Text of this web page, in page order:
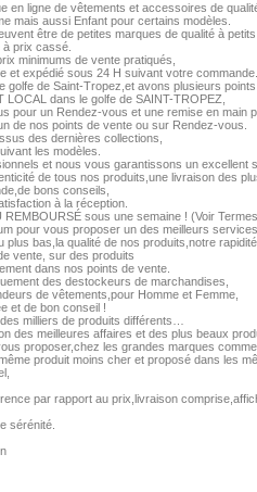
en ligne de vêtements et accessoires de
mais aussi Enfant pour certains modèles.
être de petites marques de qualité à petits
à prix cassé.
minimums de vente pratiqués,
et expédié sous 24 H suivant votre commande.
golfe de Saint-Tropez,et avons plusieurs points
LOCAL dans le golfe de SAINT-TROPEZ,
pour un Rendez-vous et une remise en main
de nos points de vente ou sur Rendez-vous.
des dernières collections,
les modèles.
et nous vous garantissons un excellent
de tous nos produits,une livraison des
bons conseils,
à la réception.
sous une semaine ! (Voir
pour vous proposer un des meilleurs
plus bas,la qualité de nos produits,notre
vente, sur des produits
dans nos points de vente.
des destockeurs de marchandises,
de vêtements,pour Homme et Femme,
et de bon conseil !
milliers de produits différents…
des meilleures affaires et des plus beaux
proposer,chez les grandes marques
produit moins cher et proposé dans les
par rapport au prix,livraison
sérénité.